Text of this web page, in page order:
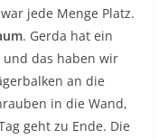
war jede Menge Platz.
. Gerda hat ein
das haben wir
an die
in die Wand,
geht zu Ende. Die